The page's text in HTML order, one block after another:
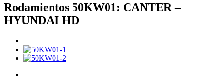
Rodamientos 50KW01: CANTER –
HYUNDAI HD